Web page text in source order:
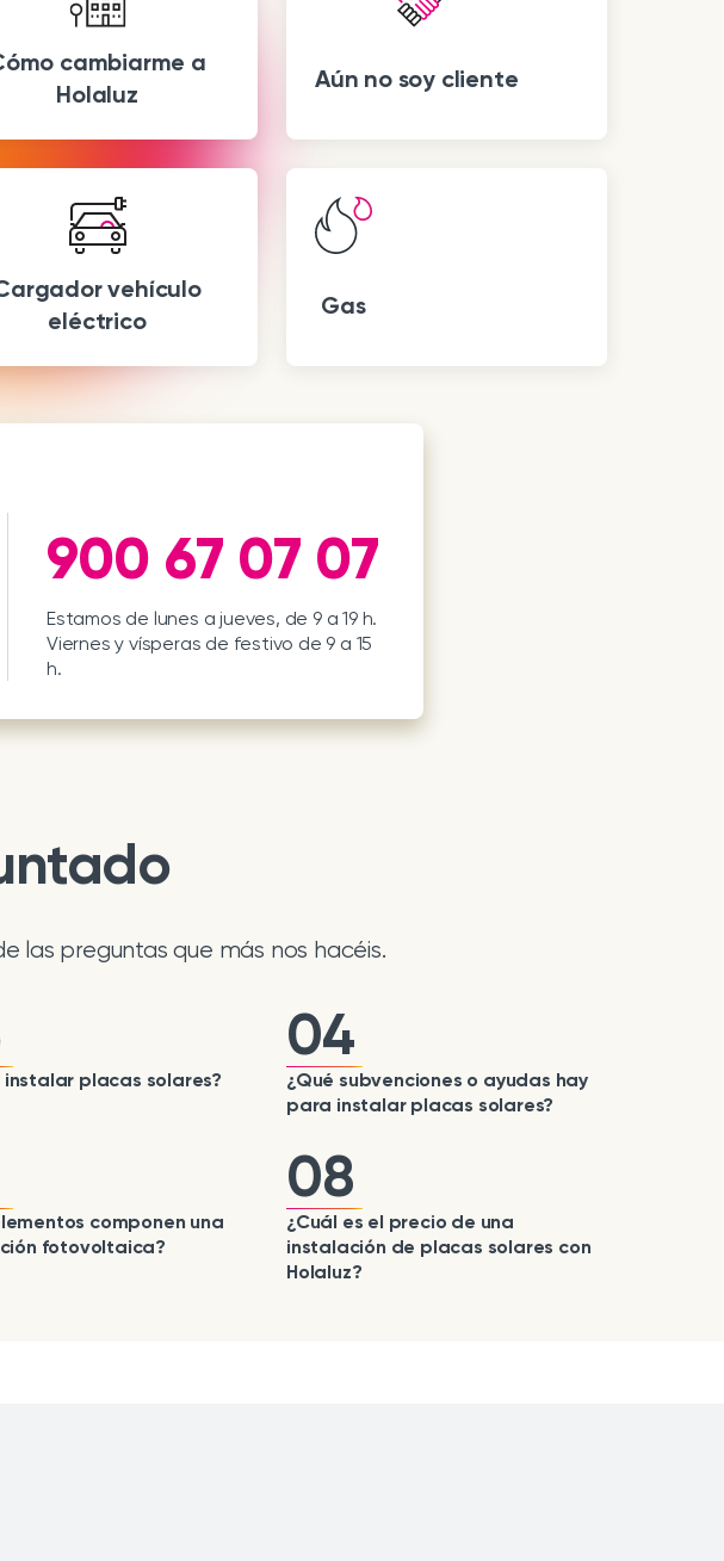
cambiarme a
Holaluz
Aún no soy cliente
vehículo
eléctrico
Gas
900 67 07 07
Estamos de lunes a jueves, de 9 a 19 h.
Viernes y vísperas de festivo de 9 a 15
h.
las preguntas que más nos hacéis.
instalar placas solares?
04
¿Qué subvenciones o ayudas hay
para instalar placas solares?
componen una
fotovoltaica?
08
¿Cuál es el precio de una
instalación de placas solares con
Holaluz?